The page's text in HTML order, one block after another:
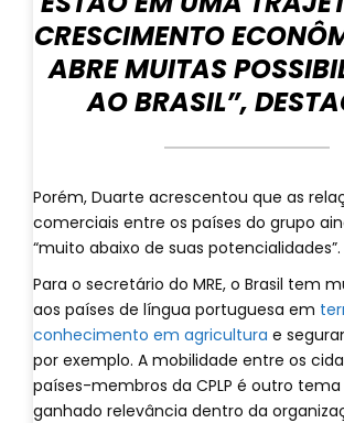
CRESCIMENTO
ABRE MUITAS
AO BRASIL”,
Porém, Duarte acrescentou que as
comerciais entre os países do grupo
“muito abaixo de suas potencialidades”.
Para o secretário do MRE, o Brasil tem
aos países de língua portuguesa em
conhecimento em agricultura e
por exemplo. A mobilidade entre os
países-membros da CPLP é outro
ganhado relevância dentro da